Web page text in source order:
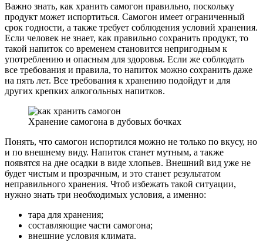
Важно знать, как хранить самогон правильно, поскольку
продукт может испортиться. Самогон имеет ограниченный
срок годности, а также требует соблюдения условий хранения.
Если человек не знает, как правильно сохранить продукт, то
такой напиток со временем становится непригодным к
употреблению и опасным для здоровья. Если же соблюдать
все требования и правила, то напиток можно сохранить даже
на пять лет. Все требования к хранению подойдут и для
других крепких алкогольных напитков.
Хранение самогона в дубовых бочках
Понять, что самогон испортился можно не только по вкусу, но
и по внешнему виду. Напиток станет мутным, а также
появятся на дне осадки в виде хлопьев. Внешний вид уже не
будет чистым и прозрачным, и это станет результатом
неправильного хранения. Чтоб избежать такой ситуации,
нужно знать три необходимых условия, а именно:
тара для хранения;
составляющие части самогона;
внешние условия климата.